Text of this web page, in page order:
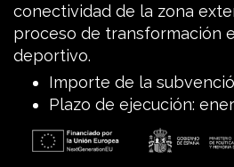
conectividad de la zona
proceso de transformación
deportivo.
Importe de la
Plazo de ejecución: